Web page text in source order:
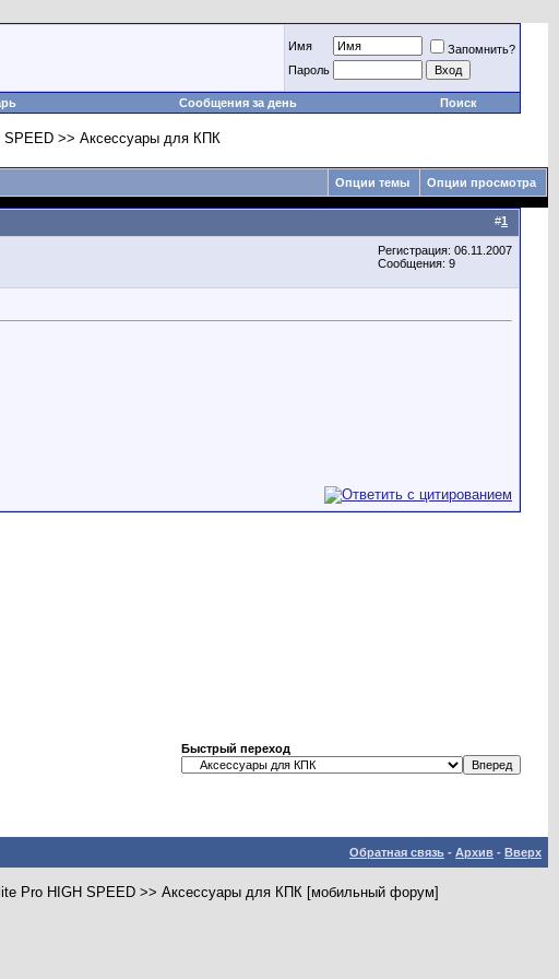
Имя
Запомнить?
Пароль
Сообщения за день Поиск
SPEED >> Аксессуары для КПК
Опции темы Опции просмотра
#1
Регистрация: 06.11.2007
Сообщения: 9
Быстрый переход
Обратная связь - Архив - Вверх
Pro HIGH SPEED >> Аксессуары для КПК [мобильный форум]